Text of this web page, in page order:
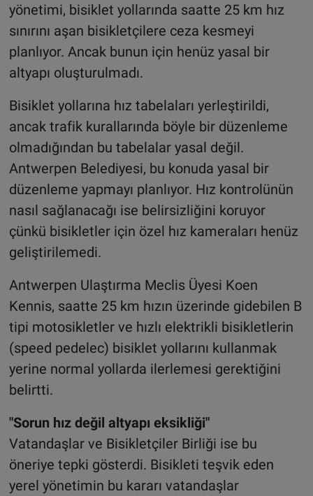
yönetimi, bisiklet yollarında saatte 25 km hız
sınırını aşan bisikletçilere ceza kesmeyi
planlıyor. Ancak bunun için henüz yasal bir
altyapı oluşturulmadı.
Bisiklet yollarına hız tabelaları yerleştirildi,
ancak trafik kurallarında böyle bir düzenleme
olmadığından bu tabelalar yasal değil.
Antwerpen Belediyesi, bu konuda yasal bir
düzenleme yapmayı planlıyor. Hız kontrolünün
nasıl sağlanacağı ise belirsizliğini koruyor
çünkü bisikletler için özel hız kameraları henüz
geliştirilemedi.
Antwerpen Ulaştırma Meclis Üyesi Koen
Kennis, saatte 25 km hızın üzerinde gidebilen B
tipi motosikletler ve hızlı elektrikli bisikletlerin
(speed pedelec) bisiklet yollarını kullanmak
yerine normal yollarda ilerlemesi gerektiğini
belirtti.
"Sorun hız değil altyapı eksikliği"
Vatandaşlar ve Bisikletçiler Birliği ise bu
öneriye tepki gösterdi. Bisikleti teşvik eden
yerel yönetimin bu kararı vatandaşlar